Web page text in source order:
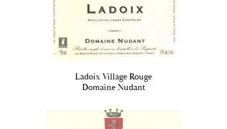
Ladoix Village Rouge
Domaine Nudant